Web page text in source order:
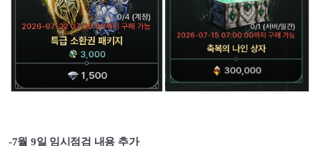
-7월 9일 임시점검 내용 추가